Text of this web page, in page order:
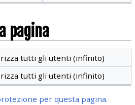
pagina
tutti gli utenti (infinito)
tutti gli utenti (infinito)
per questa pagina.